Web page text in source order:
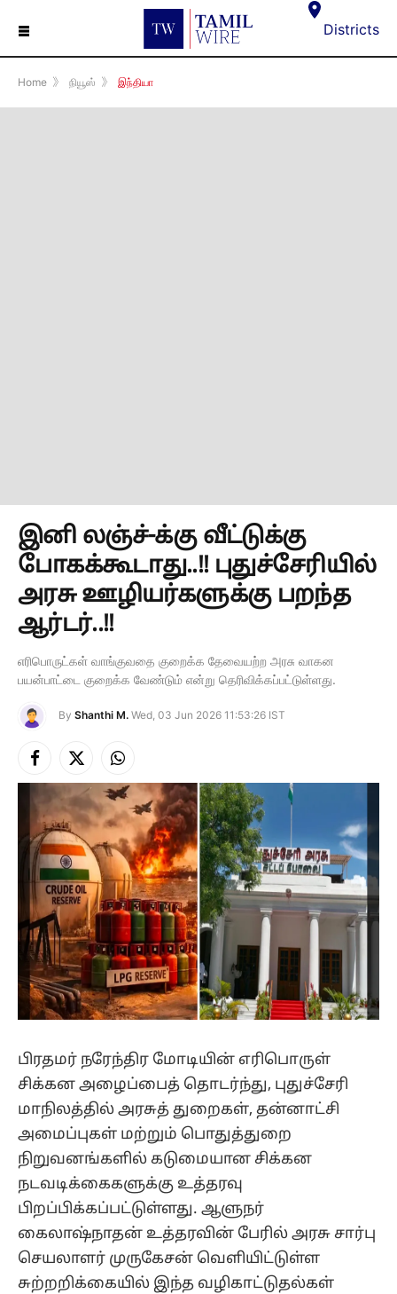
☰ Districts
Home 》 நியூஸ் 》 இந்தியா
இனி லஞ்ச்-க்கு வீட்டுக்கு
போகக்கூடாது..!! புதுச்சேரியில்
அரசு ஊழியர்களுக்கு பறந்த
ஆர்டர்..!!
எரிபொருட்கள் வாங்குவதை குறைக்க தேவையற்ற அரசு வாகன
பயன்பாட்டை குறைக்க வேண்டும் என்று தெரிவிக்கப்பட்டுள்ளது.
By Shanthi M. Wed, 03 Jun 2026 11:53:26 IST
Facebook
X
(Twitter)
Instagram
பிரதமர் நரேந்திர மோடியின் எரிபொருள்
சிக்கன அழைப்பைத் தொடர்ந்து, புதுச்சேரி
மாநிலத்தில் அரசுத் துறைகள், தன்னாட்சி
அமைப்புகள் மற்றும் பொதுத்துறை
நிறுவனங்களில் கடுமையான சிக்கன
நடவடிக்கைகளுக்கு உத்தரவு
பிறப்பிக்கப்பட்டுள்ளது. ஆளுநர்
கைலாஷ்நாதன் உத்தரவின் பேரில் அரசு சார்பு
செயலாளர் முருகேசன் வெளியிட்டுள்ள
சுற்றறிக்கையில் இந்த வழிகாட்டுதல்கள்